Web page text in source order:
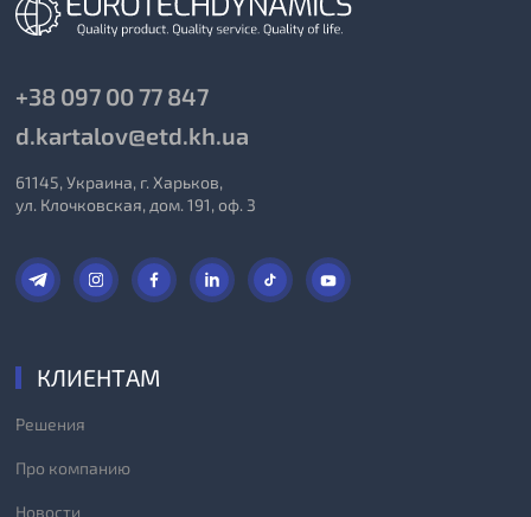
+38 097 00 77 847
d.kartalov@etd.kh.ua
61145, Украина, г. Харьков,
ул. Клочковская, дом. 191, оф. 3
КЛИЕНТАМ
Решения
Про компанию
Новости